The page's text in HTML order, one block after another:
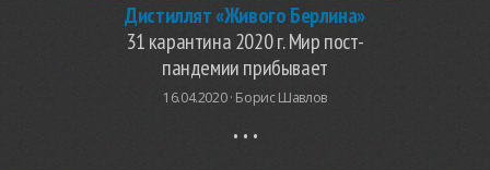
Дистиллят «Живого Берлина»
31 карантина 2020 г. Мир пост-
пандемии прибывает
16.04.2020 · Борис Шавлов